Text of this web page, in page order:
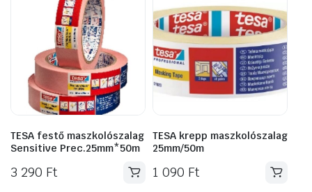
TESA festő maszkolószalag
Sensitive Prec.25mm*50m
3 290 Ft
TESA krepp maszkolószalag
25mm/50m
1 090 Ft